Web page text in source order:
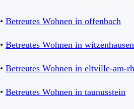
• Betreutes Wohnen in offenbach
• Betreutes Wohnen in witzenhausen
• Betreutes Wohnen in eltville-am-
• Betreutes Wohnen in taunusstein